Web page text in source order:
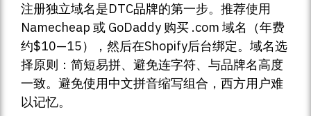
注册独立域名是DTC品牌的第一步。推荐使用
Namecheap 或 GoDaddy 购买 .com 域名（年费
约$10—15），然后在Shopify后台绑定。域名选
择原则：简短易拼、避免连字符、与品牌名高度
一致。避免使用中文拼音缩写组合，西方用户难
以记忆。